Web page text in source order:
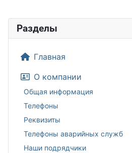
Разделы
Главная
О компании
Общая информация
Телефоны
Реквизиты
Телефоны аварийных служб
Наши подрядчики